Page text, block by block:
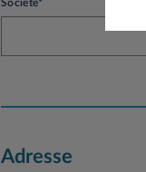
Société*
Adresse